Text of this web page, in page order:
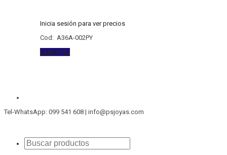
Inicia sesión para ver precios
Cod: A36A-002PY
Leer más
Tel-WhatsApp: 099 541 608 | info@psjoyas.com